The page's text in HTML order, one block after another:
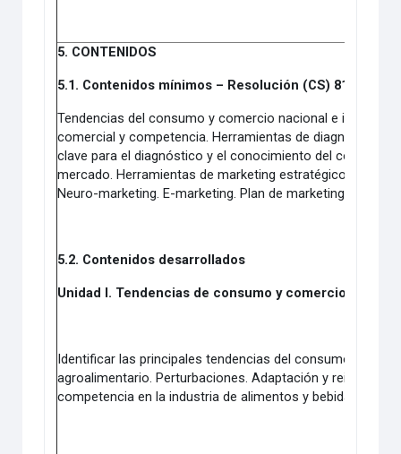
5. CONTENIDOS
5.1. Contenidos mínimos – Resolución (CS) 8125/17-
Tendencias del consumo y comercio nacional e
comercial y competencia. Herramientas de diagnóstico
clave para el diagnóstico y el conocimiento del
mercado. Herramientas de marketing estratégico y
Neuro-marketing. E-marketing. Plan de marketing.
5.2. Contenidos desarrollados
Unidad I. Tendencias de consumo y comercio
Identificar las principales tendencias del consumo y
agroalimentario. Perturbaciones. Adaptación y
competencia en la industria de alimentos y bebidas.